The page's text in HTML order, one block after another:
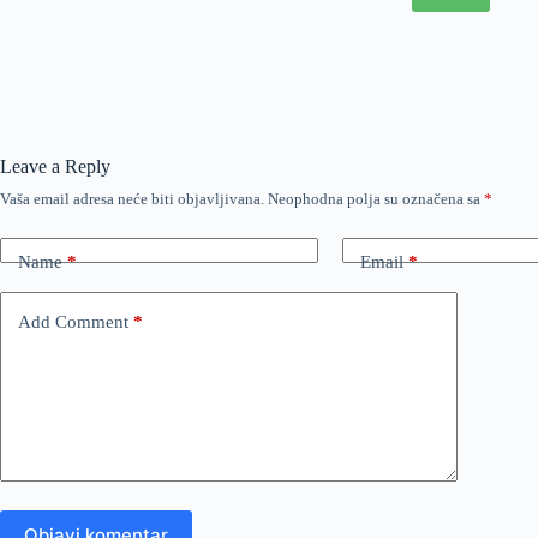
Leave a Reply
Vaša email adresa neće biti objavljivana. Neophodna polja su označena sa *
Name* Email*
Add Comment *